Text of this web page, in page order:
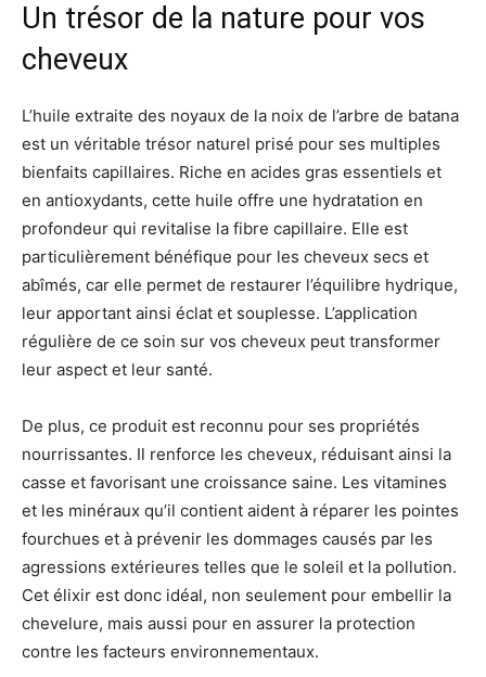
Un trésor de la nature pour vos
cheveux
L’huile extraite des noyaux de la noix de l’arbre de batana
est un véritable trésor naturel prisé pour ses multiples
bienfaits capillaires. Riche en acides gras essentiels et
en antioxydants, cette huile offre une hydratation en
profondeur qui revitalise la fibre capillaire. Elle est
particulièrement bénéfique pour les cheveux secs et
abîmés, car elle permet de restaurer l’équilibre hydrique,
leur apportant ainsi éclat et souplesse. L’application
régulière de ce soin sur vos cheveux peut transformer
leur aspect et leur santé.
De plus, ce produit est reconnu pour ses propriétés
nourrissantes. Il renforce les cheveux, réduisant ainsi la
casse et favorisant une croissance saine. Les vitamines
et les minéraux qu’il contient aident à réparer les pointes
fourchues et à prévenir les dommages causés par les
agressions extérieures telles que le soleil et la pollution.
Cet élixir est donc idéal, non seulement pour embellir la
chevelure, mais aussi pour en assurer la protection
contre les facteurs environnementaux.